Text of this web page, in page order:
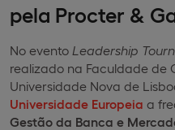
pela Procter &
No evento Leadership
realizado na Faculdade de
Universidade Nova de
Universidade Europeia a
Gestão da Banca e